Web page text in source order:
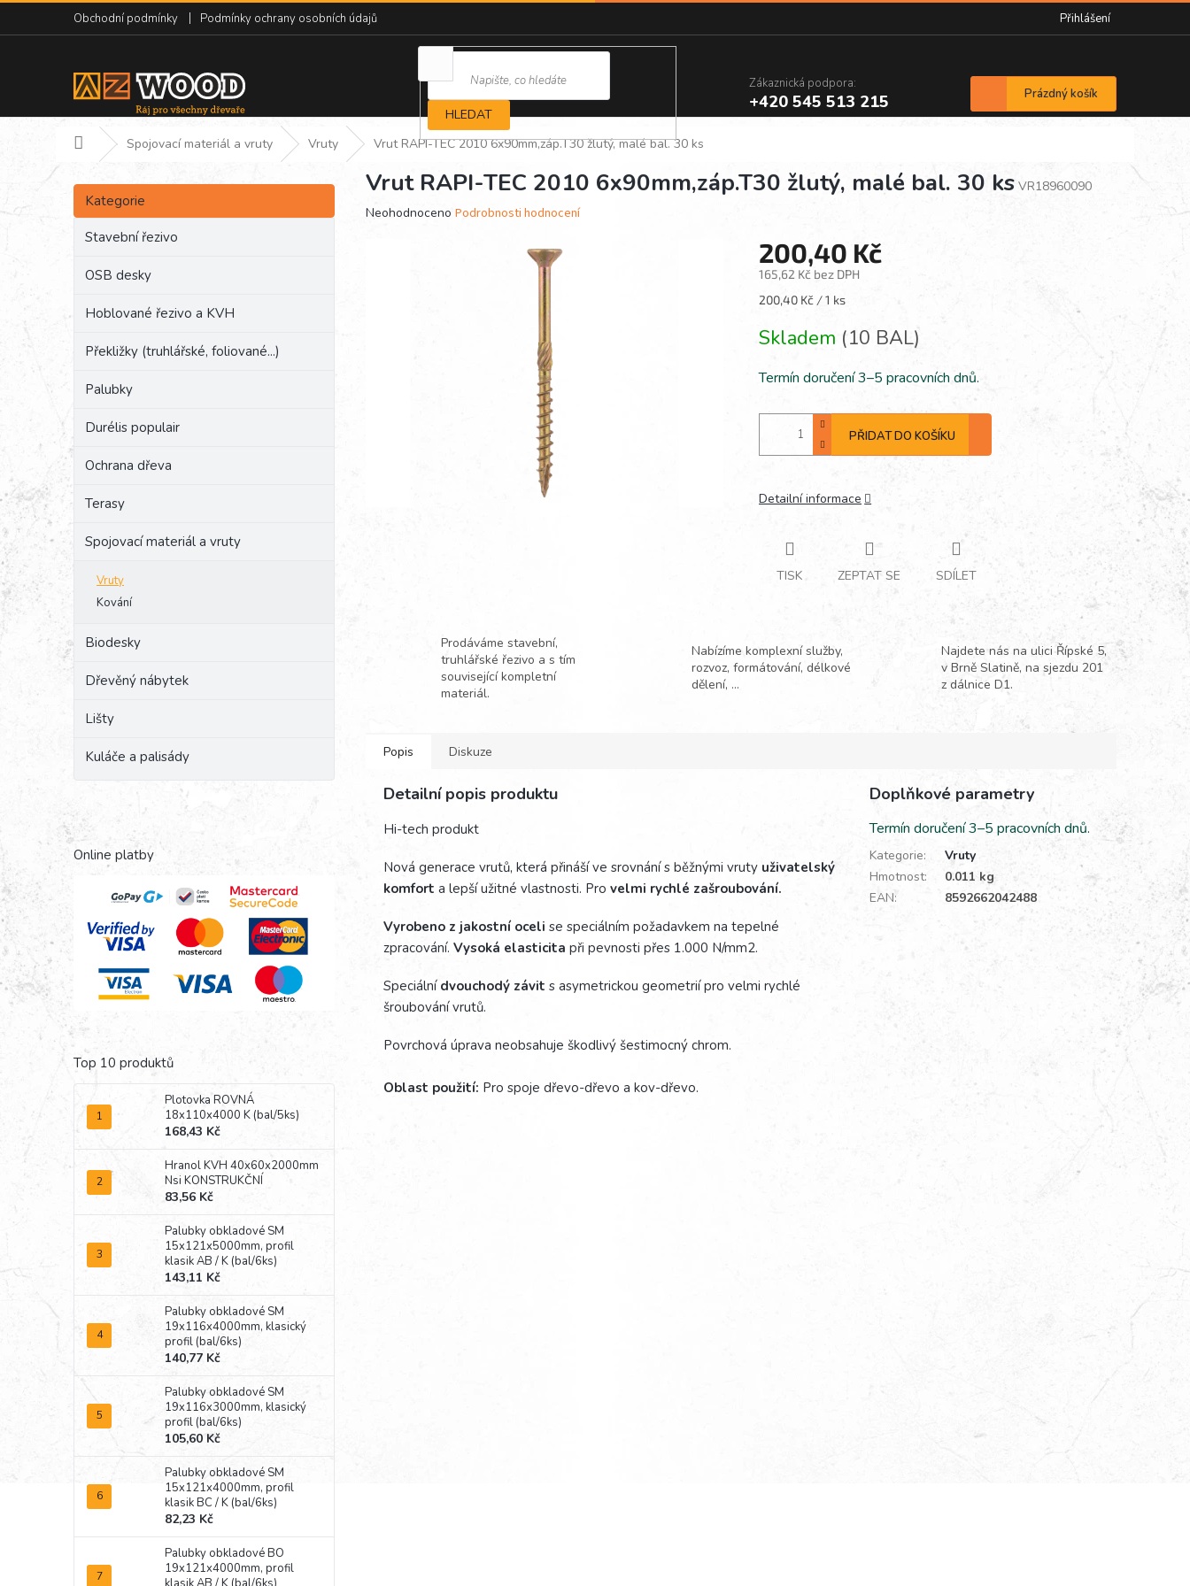
Přejít
obsah
Obchodní podmínky Podmínky ochrany osobních údajů Přihlášení
HLEDAT
Zákaznická podpora:
+420 545 513 215
Nákupní
košík
Prázdný košík
Domů Spojovací materiál a vruty Vruty Vrut RAPI-TEC 2010 6x90mm,záp.T30 žlutý, malé bal. 30 ks
P
s
l
Přeskočit
kategorie
Kategorie
Stavební řezivo
OSB desky
Hoblované řezivo a KVH
Překližky (truhlářské, foliované...)
Palubky
Durélis populair
Ochrana dřeva
Terasy
Spojovací materiál a vruty
Vruty
Kování
Biodesky
Dřevěný nábytek
Lišty
Kuláče a palisády
Online platby
Top 10 produktů
Plotovka ROVNÁ
18x110x4000 K (bal/5ks)
168,43 Kč
Hranol KVH 40x60x2000mm
Nsi KONSTRUKČNÍ
83,56 Kč
Palubky obkladové SM
15x121x5000mm, profil
klasik AB / K (bal/6ks)
143,11 Kč
Palubky obkladové SM
19x116x4000mm, klasický
profil (bal/6ks)
140,77 Kč
Palubky obkladové SM
19x116x3000mm, klasický
profil (bal/6ks)
105,60 Kč
Palubky obkladové SM
15x121x4000mm, profil
klasik BC / K (bal/6ks)
82,23 Kč
Palubky obkladové BO
19x121x4000mm, profil
Vrut RAPI-TEC 2010 6x90mm,záp.T30 žlutý, malé bal. 30 ks VR18960090
Průměrné
Neohodnoceno Podrobnosti hodnocení
200,40 Kč
165,62 Kč bez DPH
Měrná
200,40 Kč / 1 ks
Skladem (10 BAL)
Termín doručení 3–5 pracovních dnů.
PŘIDAT DO KOŠÍKU
Detailní informace
TISK ZEPTAT SE SDÍLET
Prodáváme stavební,
truhlářské řezivo a s tím
související kompletní
materiál.
Nabízíme komplexní služby,
rozvoz, formátování, délkové
dělení, ...
Najdete nás na ulici Řípské 5,
v Brně Slatině, na sjezdu 201
z dálnice D1.
Popis Diskuze
Detailní popis produktu
Hi-tech produkt
Nová generace vrutů, která přináší ve srovnání s běžnými vruty uživatelský
komfort a lepší užitné vlastnosti. Pro velmi rychlé zašroubování.
Vyrobeno z jakostní oceli se speciálním požadavkem na tepelné
zpracování. Vysoká elasticita při pevnosti přes 1.000 N/mm2.
Speciální dvouchodý závit s asymetrickou geometrií pro velmi rychlé
šroubování vrutů.
Povrchová úprava neobsahuje škodlivý šestimocný chrom.
Oblast použití: Pro spoje dřevo-dřevo a kov-dřevo.
Doplňkové parametry
Termín doručení 3–5 pracovních dnů.
Kategorie:
Vruty
Hmotnost:
0.011 kg
EAN: 8592662042488